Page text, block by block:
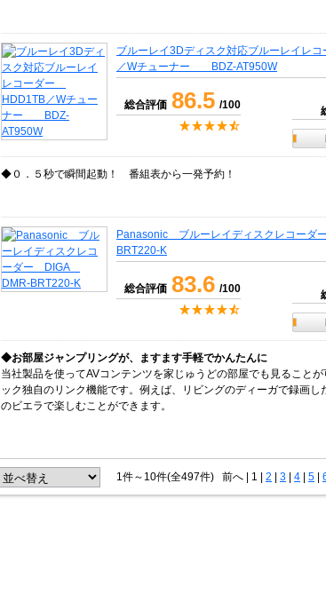
ブルーレイ3Dディスク対応ブルーレイレ
／Wチューナー BDZ-AT950W
総合評価 86.5 /100
◆０．５秒で瞬間起動！ 番組表から一発予約！
Panasonic ブルーレイディスクレコー
BRT220-K
総合評価 83.6 /100
◆お部屋ジャンプリングが、ますます手軽でかんたんに
当社製品を使ってAVコンテンツを家じゅうどの部屋でも見ること
ック独自のリンク機能です。例えば、リビングのディーガで録画し
のビエラで楽しむことができます。
1件～10件(全497件) 前へ 1 | 2 3 4 5